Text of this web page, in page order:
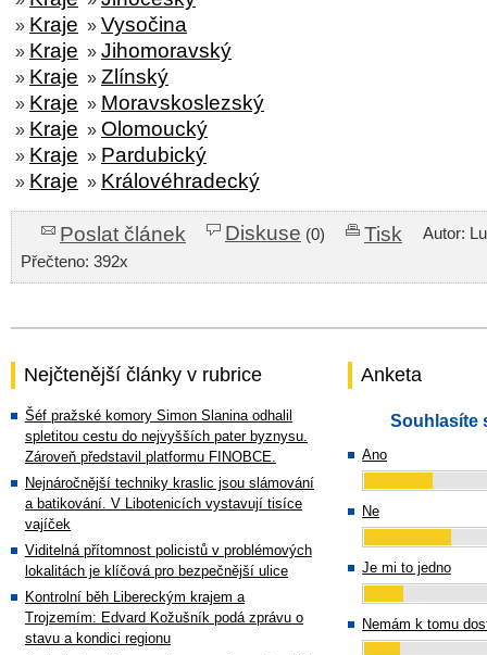
» Kraje » Vysočina
» Kraje » Jihomoravský
» Kraje » Zlínský
» Kraje » Moravskoslezský
» Kraje » Olomoucký
» Kraje » Pardubický
» Kraje » Královéhradecký
Poslat článek Diskuse (0) Tisk
Autor:
Přečteno: 392x
Nejčtenější články v rubrice
Šéf pražské komory Simon Slanina odhalil
spletitou cestu do nejvyšších pater byznysu.
Zároveň představil platformu FINOBCE.
Nejnáročnější techniky kraslic jsou slámování
a batikování. V Libotenicích vystavují tisíce
vajíček
Viditelná přítomnost policistů v problémových
lokalitách je klíčová pro bezpečnější ulice
Kontrolní běh Libereckým krajem a
Trojzemím: Edvard Kožušník podá zprávu o
stavu a kondici regionu
Anketa
Souhlasíte
Ano
Ne
Je mi to jedno
Nemám k tomu